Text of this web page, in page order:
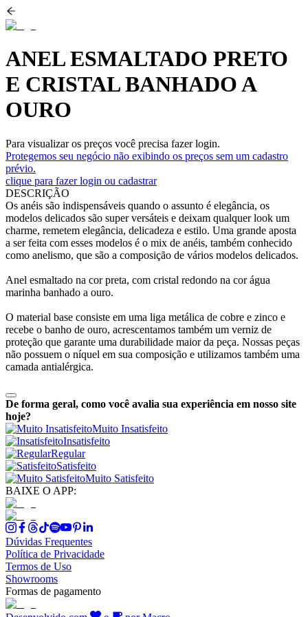
ANEL ESMALTADO PRETO
E CRISTAL BANHADO A
OURO
Para visualizar os preços você precisa fazer login.
Protegemos seu negócio não exibindo os preços sem um cadastro
prévio.
clique para fazer login ou cadastrar
DESCRIÇÃO
Os anéis são indispensáveis quando o assunto é elegância, os
modelos delicados são super versáteis e deixam qualquer look um
charme, remetem elegância, delicadeza e estilo. Uma grande aposta
a ser feita com esses modelos é o mix de anéis, também conhecido
como anelismo, que são a composição de vários modelos delicados.
Anel esmaltado na cor preta, com cristal redondo na cor água
marinha banhado a ouro.
O material base consiste em uma liga metálica de cobre e zinco e
recebe o banho de ouro, acrescentamos também um verniz de
proteção que garante uma durabilidade maior da peça. Nossas peças
não possuem o níquel em sua composição e utilizamos também uma
camada antialérgica.
De forma geral, como você avalia sua experiência em nosso site
hoje?
Muito Insatisfeito
Insatisfeito
Regular
Satisfeito
Muito Satisfeito
BAIXE O APP:
Dúvidas Frequentes
Política de Privacidade
Termos de Uso
Showrooms
Formas de pagamento